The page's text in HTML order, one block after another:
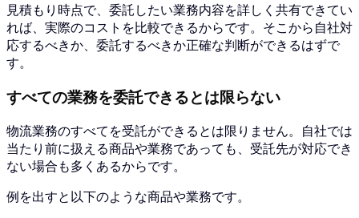
見積もり時点で、委託したい業務内容を詳しく共有できてい
れば、実際のコストを比較できるからです。そこから自社対
応するべきか、委託するべきか正確な判断ができるはずで
す。
すべての業務を委託できるとは限らない
物流業務のすべてを受託ができるとは限りません。自社では
当たり前に扱える商品や業務であっても、受託先が対応でき
ない場合も多くあるからです。
例を出すと以下のような商品や業務です。